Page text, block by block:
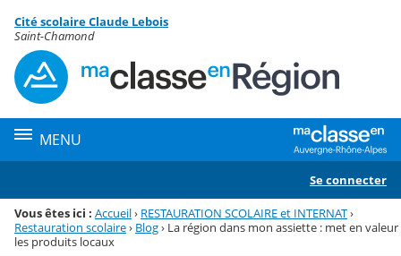
Menu de la rubrique
Contenu
Cité scolaire Claude Lebois
Saint-Chamond
MENU
Se connecter
Vous êtes ici : Accueil› RESTAURATION SCOLAIRE et INTERNAT›
Restauration scolaire› Blog› La région dans mon assiette : met en valeur
les produits locaux